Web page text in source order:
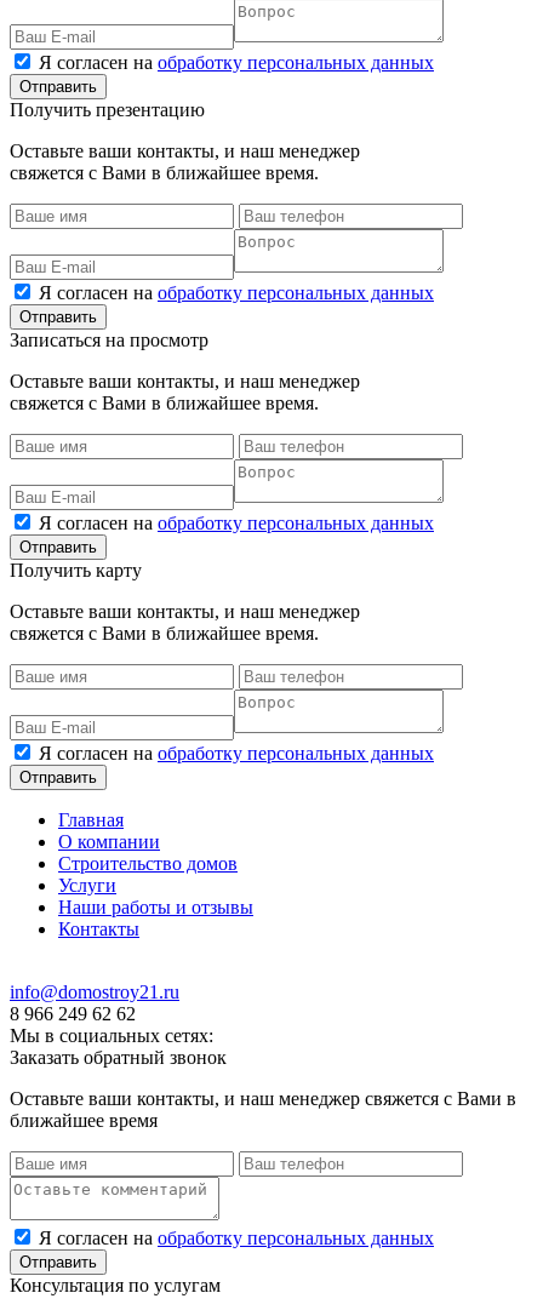
Я согласен на обработку персональных данных
Получить презентацию
Оставьте ваши контакты, и наш менеджер
свяжется с Вами в ближайшее время.
Я согласен на обработку персональных данных
Записаться на просмотр
Оставьте ваши контакты, и наш менеджер
свяжется с Вами в ближайшее время.
Я согласен на обработку персональных данных
Получить карту
Оставьте ваши контакты, и наш менеджер
свяжется с Вами в ближайшее время.
Я согласен на обработку персональных данных
Главная
О компании
Строительство домов
Услуги
Наши работы и отзывы
Контакты
info@domostroy21.ru
8 966 249 62 62
Мы в социальных сетях:
Заказать обратный звонок
Оставьте ваши контакты, и наш менеджер свяжется с Вами в
ближайшее время
Я согласен на обработку персональных данных
Консультация по услугам